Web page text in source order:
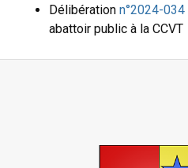
Délibération n°2024-034
abattoir public à la CCVT